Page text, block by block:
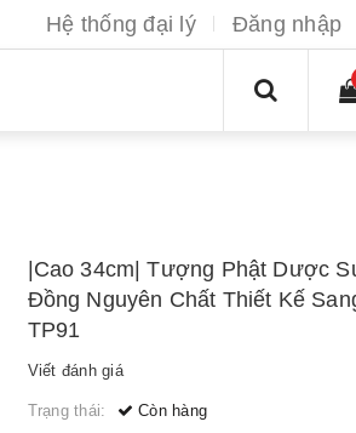
Hệ thống đại lý Đăng nhập
|Cao 34cm| Tượng Phật Dược
Đồng Nguyên Chất Thiết Kế
TP91
Viết đánh giá
Trạng thái: Còn hàng